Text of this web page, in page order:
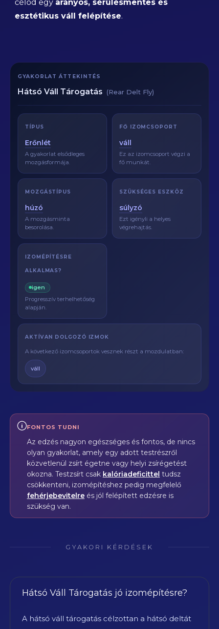
célod egy arányos, sérülésmentes és
esztétikus váll felépítése.
GYAKORLAT ÁTTEKINTÉS
Hátsó Váll Tárogatás (Rear Delt Fly)
TÍPUS
Erőnlét
A gyakorlat elsődleges
mozgásformája.
FŐ IZOMCSOPORT
váll
Ez az izomcsoport végzi a
fő munkát.
MOZGÁSTÍPUS
húzó
A mozgásminta
besorolása.
SZÜKSÉGES ESZKÖZ
súlyzó
Ezt igényli a helyes
végrehajtás.
IZOMÉPÍTÉSRE
ALKALMAS?
igen
Progresszív terhelhetőség
alapján.
AKTÍVAN DOLGOZÓ IZMOK
A következő izomcsoportok vesznek részt a mozdulatban:
váll
FONTOS TUDNI
Az edzés nagyon egészséges és fontos, de nincs
olyan gyakorlat, amely egy adott testrészről
közvetlenül zsírt égetne vagy helyi zsírégetést
okozna. Testzsírt csak kalóriadeficittel tudsz
csökkenteni, izomépítéshez pedig megfelelő
fehérjebevitelre és jól felépített edzésre is
szükség van.
GYAKORI KÉRDÉSEK
Hátsó Váll Tárogatás jó izomépítésre?
A hátsó váll tárogatás célzottan a hátsó deltát